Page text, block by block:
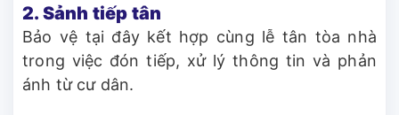
2. Sảnh tiếp tân
Bảo vệ tại đây kết hợp cùng lễ tân tòa nhà
trong việc đón tiếp, xử lý thông tin và phản
ánh từ cư dân.